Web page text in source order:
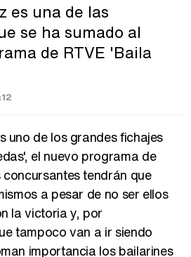
es una de las
se ha sumado al
de RTVE 'Baila
uno de los grandes fichajes
el nuevo programa de
concursantes tendrán que
a pesar de no ser ellos
la victoria y, por
tampoco van a ir siendo
importancia los bailarines